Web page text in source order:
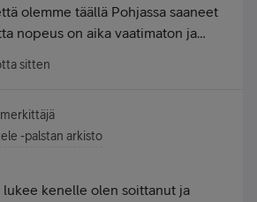
antennipiuhoja (tulevaa ja
olemme täällä Pohjassa saaneet
nopeus on aika vaatimaton ja
kokonaan. Minulla on suunnattava
suuntaamiseen haluaisin saada
palstalla? Osoite on. Rengastie
Tony
sitten
-palstan arkisto
kenelle olen soittanut ja